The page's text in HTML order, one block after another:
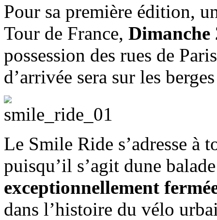
Pour sa première édition,
Tour de France,
possession des rues de
d’arrivée sera sur les
Le Smile Ride s’adresse à
puisqu’il s’agit dune
exceptionnellement
dans l’histoire du vélo